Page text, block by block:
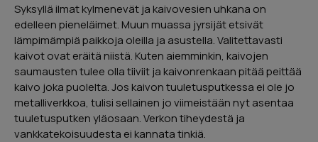
Syksyllä ilmat kylmenevät ja kaivovesien uhkana on
edelleen pieneläimet. Muun muassa jyrsijät etsivät
lämpimämpiä paikkoja oleilla ja asustella. Valitettavasti
kaivot ovat eräitä niistä. Kuten aiemminkin, kaivojen
saumausten tulee olla tiiviit ja kaivonrenkaan pitää peittää
kaivo joka puolelta. Jos kaivon tuuletusputkessa ei ole jo
metalliverkkoa, tulisi sellainen jo viimeistään nyt asentaa
tuuletusputken yläosaan. Verkon tiheydestä ja
vankkatekoisuudesta ei kannata tinkiä.